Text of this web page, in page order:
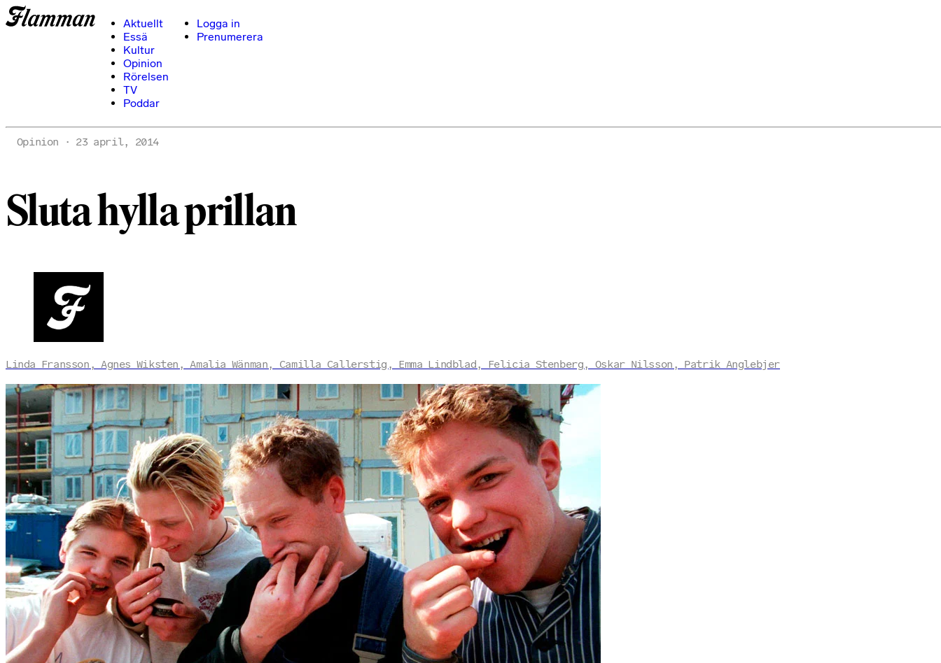
Aktuellt
Essä
Kultur
Opinion
Rörelsen
TV
Poddar
Logga in
Prenumerera
Opinion 23 april, 2014
Sluta hylla prillan
Linda Fransson, Agnes Wiksten, Amalia Wänman, Camilla Callerstig, Emma Lindblad, Felicia Stenberg, Oskar Nilsson, Patrik Anglebjer